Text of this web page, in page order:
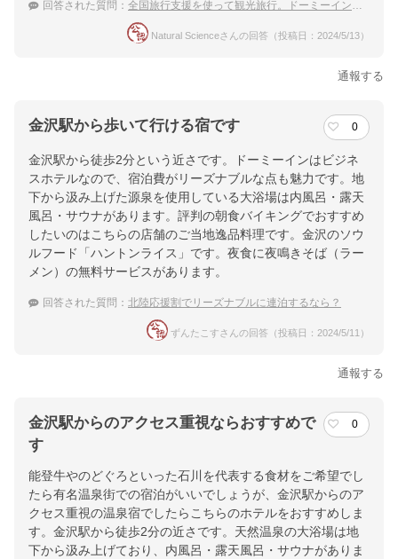
回答された質問： 全国旅行支援を使って観光旅行。ドーミーインでこだわりの食事を出してくれるところは？
Natural Scienceさんの回答（投稿日：2024/5/13）
通報する
金沢駅から歩いて行ける宿です 0
金沢駅から徒歩2分という近さです。ドーミーインはビジネ
スホテルなので、宿泊費がリーズナブルな点も魅力です。地
下から汲み上げた源泉を使用している大浴場は内風呂・露天
風呂・サウナがあります。評判の朝食バイキングでおすすめ
したいのはこちらの店舗のご当地逸品料理です。金沢のソウ
ルフード「ハントンライス」です。夜食に夜鳴きそば（ラー
メン）の無料サービスがあります。
回答された質問： 北陸応援割でリーズナブルに連泊するなら？
ずんたこすさんの回答（投稿日：2024/5/11）
通報する
金沢駅からのアクセス重視ならおすすめで
す
0
能登牛やのどぐろといった石川を代表する食材をご希望でし
たら有名温泉街での宿泊がいいでしょうが、金沢駅からのア
クセス重視の温泉宿でしたらこちらのホテルをおすすめしま
す。金沢駅から徒歩2分の近さです。天然温泉の大浴場は地
下から汲み上げており、内風呂・露天風呂・サウナがありま